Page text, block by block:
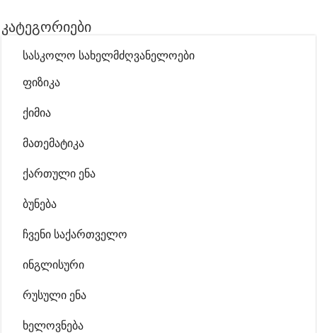
კატეგორიები
სასკოლო სახელმძღვანელოები
ფიზიკა
ქიმია
მათემატიკა
ქართული ენა
ბუნება
ჩვენი საქართველო
ინგლისური
რუსული ენა
ხელოვნება